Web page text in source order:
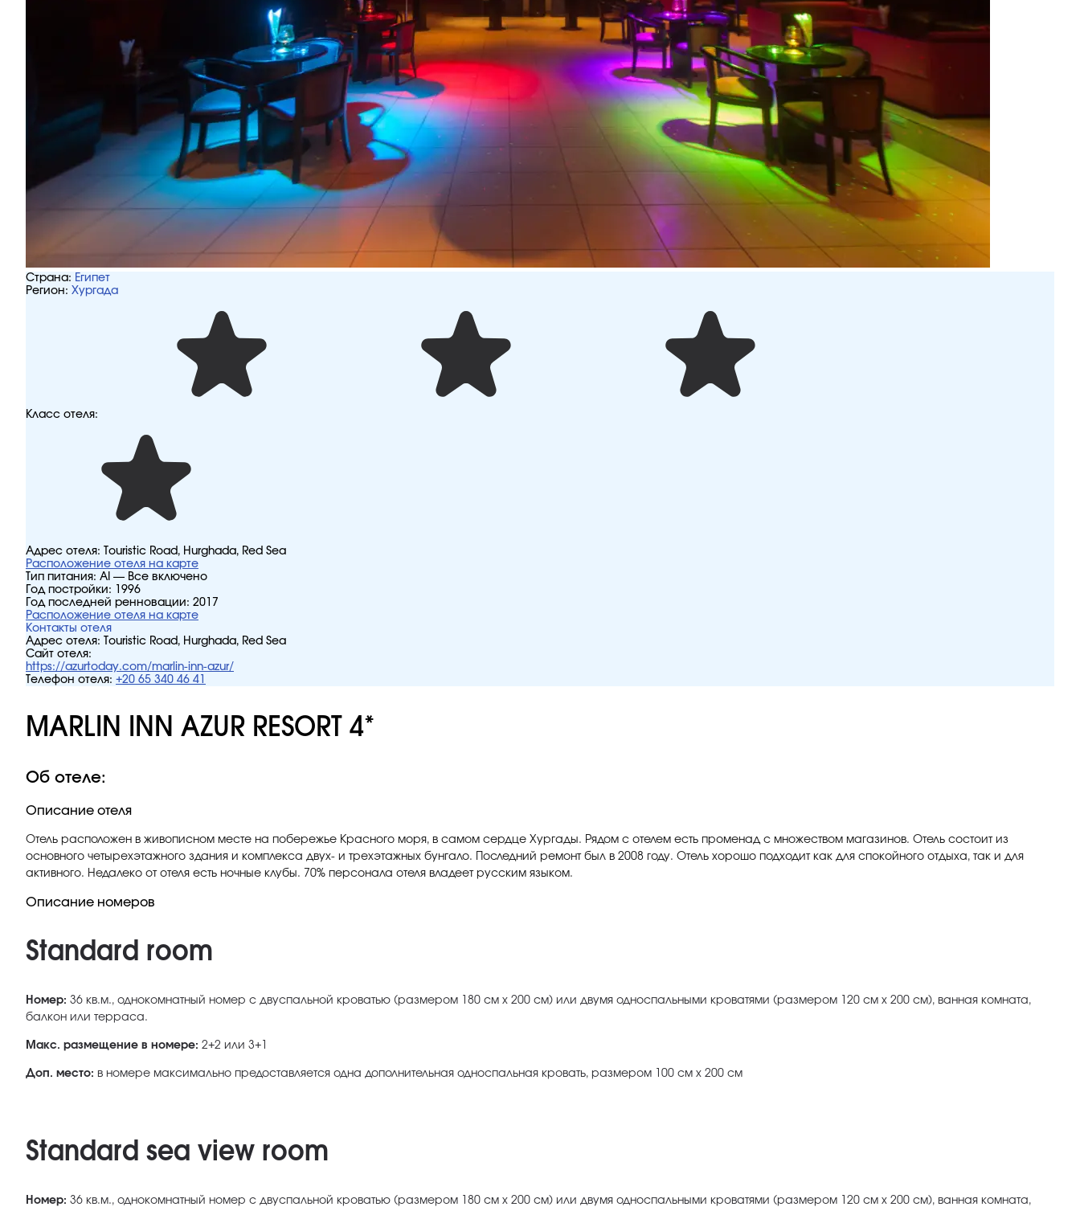
Страна: Египет
Регион: Хургада
Класс отеля:
Адрес отеля:
Touristic Road, Hurghada, Red Sea
Расположение отеля на карте
Тип питания: AI — Все включено
Год постройки:
1996
Год последней ренновации: 2017
Расположение отеля на карте
Контакты отеля
Адрес отеля:
Touristic Road, Hurghada, Red Sea
Сайт отеля:
https://azurtoday.com/marlin-inn-azur/
Телефон отеля: +20 65 340 46 41
MARLIN INN AZUR RESORT 4*
Об отеле:
Описание отеля
Отель расположен в живописном месте на побережье Красного моря, в самом сердце Хургады. Рядом с отелем есть променад с множеством магазинов. Отель состоит из
основного четырехэтажного здания и комплекса двух- и трехэтажных бунгало. Последний ремонт был в 2008 году. Отель хорошо подходит как для спокойного отдыха, так и для
активного. Недалеко от отеля есть ночные клубы. 70% персонала отеля владеет русским языком.
Описание номеров
Standard room
Номер: 36 кв.м., однокомнатный номер с двуспальной кроватью (размером 180 см х 200 см) или двумя односпальными кроватями (размером 120 см х 200 см), ванная комната,
балкон или терраса.
Макс. размещение в номере: 2+2 или 3+1
Доп. место: в номере максимально предоставляется одна дополнительная односпальная кровать, размером 100 см х 200 см
Standard sea view room
Номер: 36 кв.м., однокомнатный номер с двуспальной кроватью (размером 180 см х 200 см) или двумя односпальными кроватями (размером 120 см х 200 см), ванная комната,